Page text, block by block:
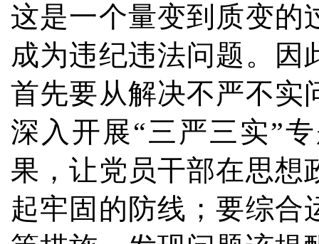
这是一个量变到质变的
成为违纪违法问题。因
首先要从解决不严不实
深入开展“三严三实”
果，让党员干部在思想
起牢固的防线；要综合